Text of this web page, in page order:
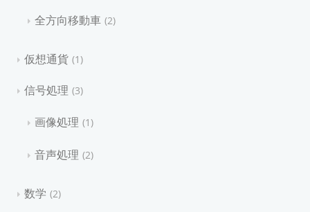
全方向移動車 2
仮想通貨 1
信号処理 3
画像処理 1
音声処理 2
数学 2